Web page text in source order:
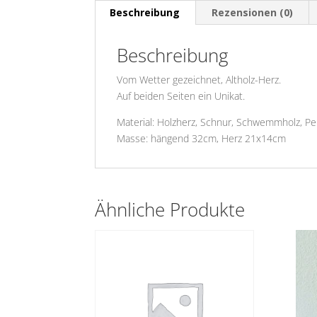
Beschreibung Rezensionen (0)
Beschreibung
Vom Wetter gezeichnet, Altholz-Herz.
Auf beiden Seiten ein Unikat.
Material: Holzherz, Schnur, Schwemmholz,
Masse: hängend 32cm, Herz 21x14cm
Ähnliche Produkte